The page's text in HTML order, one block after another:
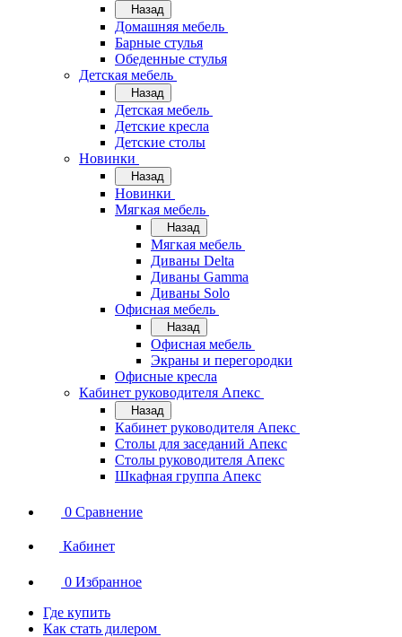
Назад
Домашняя мебель
Барные стулья
Обеденные стулья
Детская мебель
Назад
Детская мебель
Детские кресла
Детские столы
Новинки
Назад
Новинки
Мягкая мебель
Назад
Мягкая мебель
Диваны Delta
Диваны Gamma
Диваны Solo
Офисная мебель
Назад
Офисная мебель
Экраны и перегородки
Офисные кресла
Кабинет руководителя Апекс
Назад
Кабинет руководителя Апекс
Столы для заседаний Апекс
Столы руководителя Апекс
Шкафная группа Апекс
0 Сравнение
Кабинет
0 Избранное
Где купить
Как стать дилером